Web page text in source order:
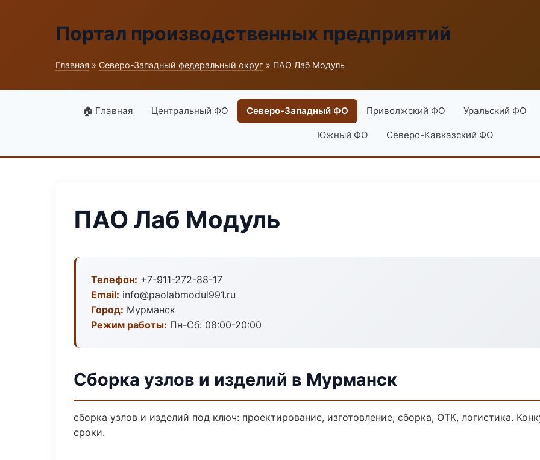
Портал производственных предприятий
Главная » Северо-Западный федеральный округ » ПАО Лаб Модуль
🏠 Главная Центральный ФО Северо-Западный ФО Приволжский ФО Уральский ФО
Южный ФО Северо-Кавказский ФО
ПАО Лаб Модуль
Телефон: +7-911-272-88-17
Email: info@paolabmodul991.ru
Город: Мурманск
Режим работы: Пн-Сб: 08:00-20:00
Сборка узлов и изделий в Мурманск
сборка узлов и изделий под ключ: проектирование, изготовление, сборка, ОТК, логистика.
сроки.